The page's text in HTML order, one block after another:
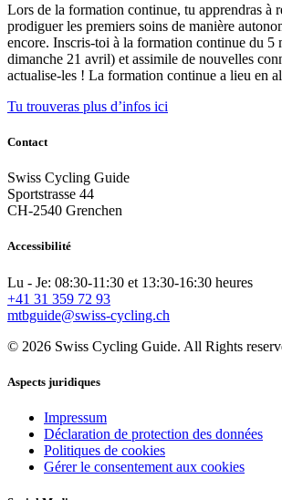
Lors de la formation continue, tu apprendras à
prodiguer les premiers soins de manière
encore. Inscris-toi à la formation continue du 5
dimanche 21 avril) et assimile de nouvelles
actualise-les ! La formation continue a lieu en
Tu trouveras plus d’infos ici
Contact
Swiss Cycling Guide
Sportstrasse 44
CH-2540 Grenchen
Accessibilité
Lu - Je: 08:30-11:30 et 13:30-16:30 heures
+41 31 359 72 93
mtbguide@swiss-cycling.ch
© 2026 Swiss Cycling Guide. All Rights
Aspects juridiques
Impressum
Déclaration de protection des données
Politiques de cookies
Gérer le consentement aux cookies